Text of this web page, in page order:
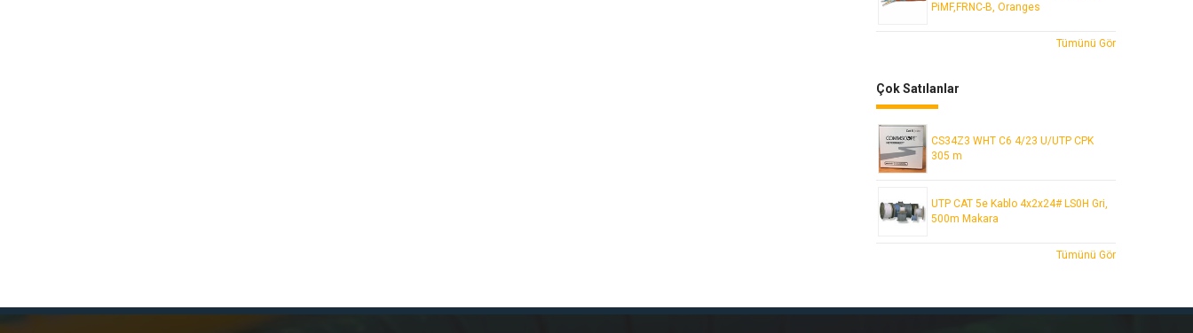
PiMF,FRNC-B, Oranges
Tümünü Gör
Çok Satılanlar
CS34Z3 WHT C6 4/23 U/UTP CPK
305 m
UTP CAT 5e Kablo 4x2x24# LS0H Gri,
500m Makara
Tümünü Gör